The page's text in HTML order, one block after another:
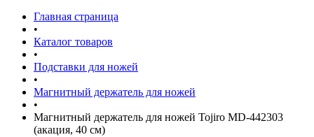
Главная страница
•
Каталог товаров
•
Подставки для ножей
•
Магнитный держатель для ножей
•
Магнитный держатель для ножей Tojiro MD-442303
(акация, 40 см)